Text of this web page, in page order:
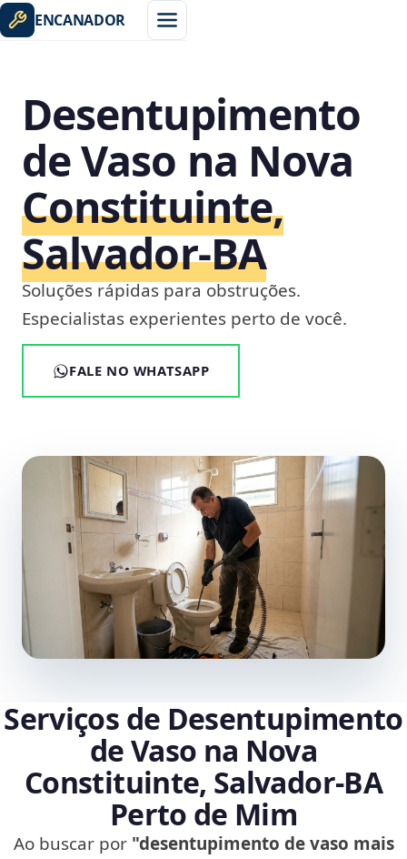
ENCANADOR
Desentupimento
de Vaso na Nova
Constituinte,
Salvador‑BA
Soluções rápidas para obstruções.
Especialistas experientes perto de você.
FALE NO WHATSAPP
Serviços de Desentupimento
de Vaso na Nova
Constituinte, Salvador‑BA
Perto de Mim
Ao buscar por "desentupimento de vaso mais